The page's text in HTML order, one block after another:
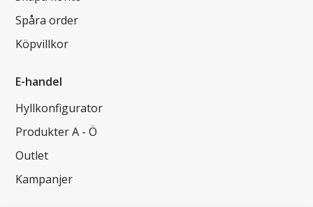
Spåra order
Köpvillkor
E-handel
Hyllkonfigurator
Produkter A - Ö
Outlet
Kampanjer